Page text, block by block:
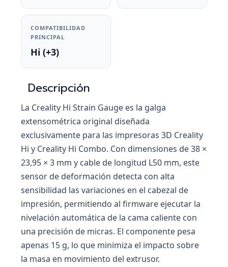
COMPATIBILIDAD
PRINCIPAL
Hi (+3)
Descripción
La Creality Hi Strain Gauge es la galga
extensométrica original diseñada
exclusivamente para las impresoras 3D Creality
Hi y Creality Hi Combo. Con dimensiones de 38 ×
23,95 × 3 mm y cable de longitud L50 mm, este
sensor de deformación detecta con alta
sensibilidad las variaciones en el cabezal de
impresión, permitiendo al firmware ejecutar la
nivelación automática de la cama caliente con
una precisión de micras. El componente pesa
apenas 15 g, lo que minimiza el impacto sobre
la masa en movimiento del extrusor.